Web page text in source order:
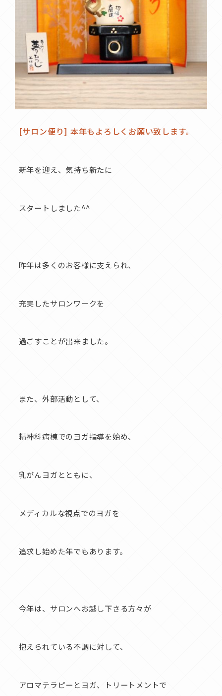
[サロン便り] 本年もよろしくお願い致します。
新年を迎え、気持ち新たに
スタートしました^^
昨年は多くのお客様に支えられ、
充実したサロンワークを
過ごすことが出来ました。
また、外部活動として、
精神科病棟でのヨガ指導を始め、
乳がんヨガとともに、
メディカルな視点でのヨガを
追求し始めた年でもあります。
今年は、サロンへお越し下さる方々が
抱えられている不調に対して、
アロマテラピーとヨガ、トリートメントで